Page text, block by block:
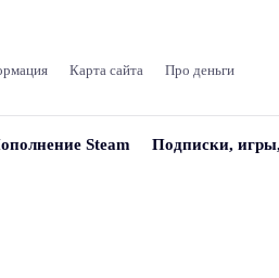
Карта сайта Про деньги
Steam Подписки,